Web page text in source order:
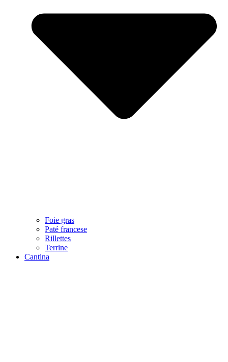
Foie gras
Paté francese
Rillettes
Terrine
Cantina